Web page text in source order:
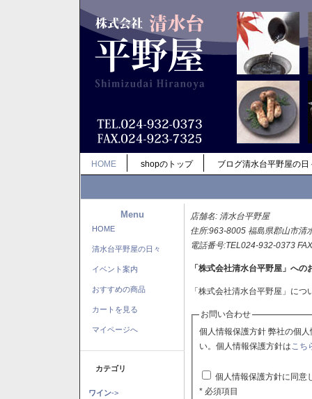
HOME shopのトップ ブログ清水台平野屋の日
Menu
HOME
清水台平野屋の日々
イベント案内
おすすめの商品
カートを見る
マイページへ
カテゴリ
ワイン->
店舗名: 清水台平野屋
住所:963-8005 福島県郡山市清
電話番号:TEL024-932-0373
「株式会社清水台平野屋」への
「株式会社清水台平野屋」に
お問い合わせ
個人情報保護方針 弊社の個人情報保護方針に同意される場合はチェックボックスをクリックしてくださ
い。個人情報保護方針はこち
個人情報保護方針に同意
* 必須項目